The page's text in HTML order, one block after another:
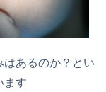
はあるのか？とい
ます